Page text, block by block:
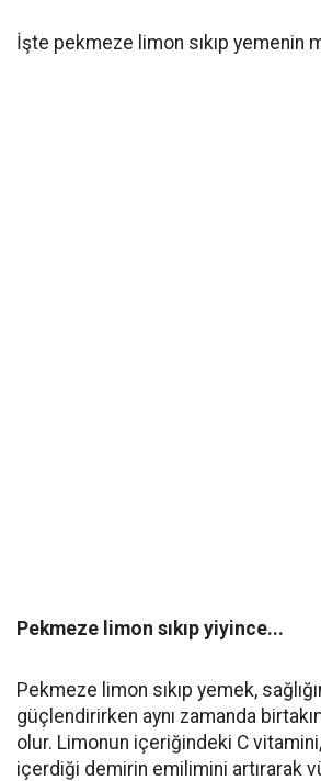
İşte pekmeze limon sıkıp yemenin
Pekmeze limon sıkıp yiyince...
Pekmeze limon sıkıp yemek,
güçlendirirken aynı zamanda
olur. Limonun içeriğindeki C
içerdiği demirin emilimini artırarak